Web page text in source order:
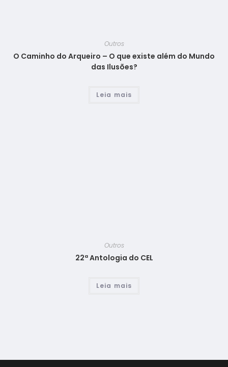
Outros
O Caminho do Arqueiro – O que existe além do Mundo
das Ilusões?
Leia mais
Outros
22ª Antologia do CEL
Leia mais